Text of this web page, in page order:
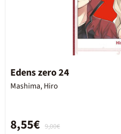
Edens zero 24
Mashima, Hiro
9,00€
8,55€